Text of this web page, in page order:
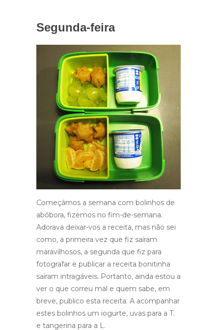
Segunda-feira
Começámos a semana com bolinhos de
abóbora, fizemos no fim-de-semana.
Adorava deixar-vos a receita, mas não sei
como, a primeira vez que fiz saíram
maravilhosos, a segunda que fiz para
fotografar e publicar a receita bonitinha
saíram intragáveis. Portanto, ainda estou a
ver o que correu mal e quem sabe, em
breve, publico esta receita. A acompanhar
estes bolinhos um iogurte, uvas para a T.
e tangerina para a L.